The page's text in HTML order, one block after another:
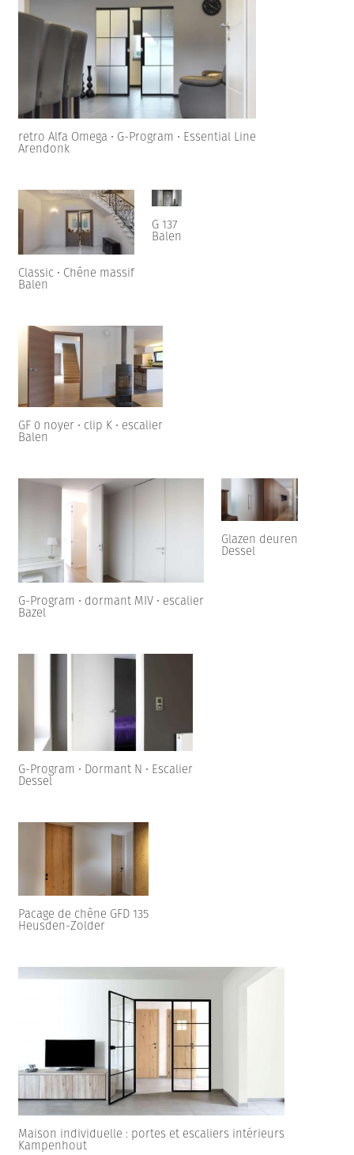
retro Alfa Omega • G-Program • Essential Line
Arendonk
Classic • Chêne massif
Balen
G 137
Balen
GF 0 noyer • clip K • escalier
Balen
G-Program • dormant MIV • escalier
Bazel
Glazen deuren
Dessel
G-Program • Dormant N • Escalier
Dessel
Pacage de chêne GFD 135
Heusden-Zolder
Maison individuelle : portes et escaliers intérieurs
Kampenhout